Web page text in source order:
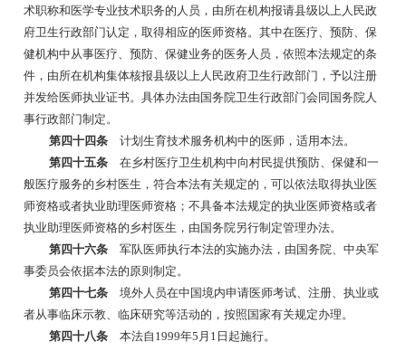
术职称和医学专业技术职务的人员，由所在机构报请县级以上人民政
府卫生行政部门认定，取得相应的医师资格。其中在医疗、预防、保
健机构中从事医疗、预防、保健业务的医务人员，依照本法规定的条
件，由所在机构集体核报县级以上人民政府卫生行政部门，予以注册
并发给医师执业证书。具体办法由国务院卫生行政部门会同国务院人
事行政部门制定。
第四十四条
计划生育技术服务机构中的医师，适用本法。
第四十五条
在乡村医疗卫生机构中向村民提供预防、保健和一
般医疗服务的乡村医生，符合本法有关规定的，可以依法取得执业医
师资格或者执业助理医师资格；不具备本法规定的执业医师资格或者
执业助理医师资格的乡村医生，由国务院另行制定管理办法。
第四十六条
军队医师执行本法的实施办法，由国务院、中央军
事委员会依据本法的原则制定。
第四十七条
境外人员在中国境内申请医师考试、注册、执业或
者从事临床示教、临床研究等活动的，按照国家有关规定办理。
第四十八条
本法自 1999年5月1日起施行。